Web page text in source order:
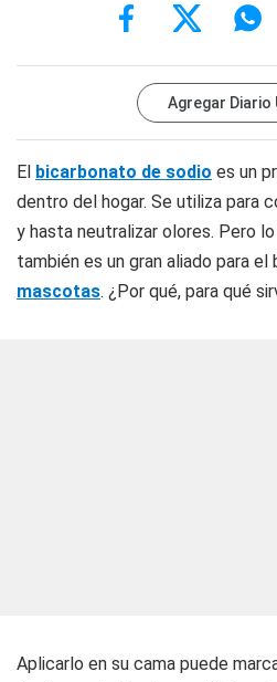
Agregar Diario
El bicarbonato de sodio es un
dentro del hogar. Se utiliza para
y hasta neutralizar olores. Pero
también es un gran aliado para
mascotas. ¿Por qué, para qué
Aplicarlo en su cama puede